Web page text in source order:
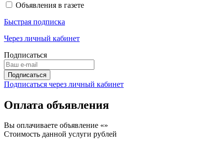
Объявления в газете
Быстрая подписка
Через личный кабинет
Подписаться
Подписаться через личный кабинет
Оплата объявления
Вы оплачиваете объявление «»
Стоимость данной услуги рублей